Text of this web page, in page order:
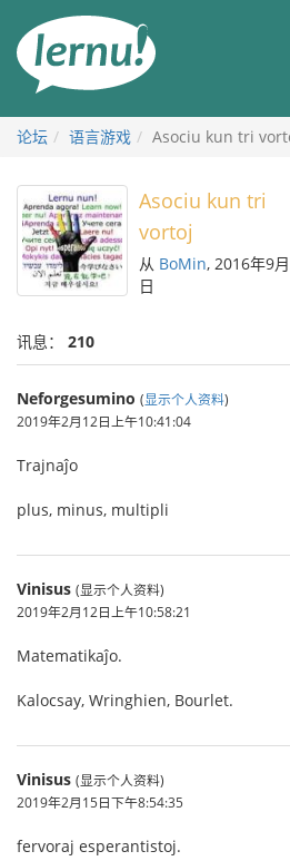
论坛 语言游戏 Asociu kun tri
Asociu kun tri
vortoj
从 BoMin, 2016年9
日
讯息： 210
Neforgesumino (显示个人资料)
2019年2月12日上午10:41:04
Trajnaĵo
plus, minus, multipli
Vinisus (显示个人资料)
2019年2月12日上午10:58:21
Matematikaĵo.
Kalocsay, Wringhien, Bourlet.
Vinisus (显示个人资料)
2019年2月15日下午8:54:35
fervoraj esperantistoj.